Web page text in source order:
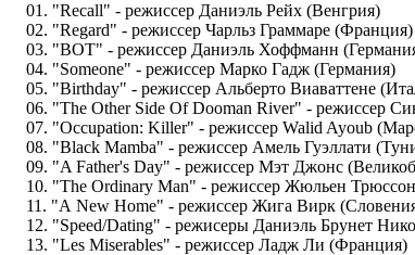
01. "Recall" - режиссер Даниэль Рейх (Венгрия)
02. "Regard" - режиссер Чарльз Граммаре (Франция)
03. "BOT" - режиссер Даниэль Хоффманн
04. "Someone" - режиссер Марко Гадж (Германия)
05. "Birthday" - режиссер Альберто Виаваттене
06. "The Other Side Of Dooman River" - режиссер
07. "Occupation: Killer" - режиссер Walid Ayoub
08. "Black Mamba" - режиссер Амель Гуэллати
09. "A Father's Day" - режиссер Мэт Джонс
10. "The Ordinary Man" - режиссер Жюльен
11. "А New Home" - режиссер Жига Вирк
12. "Speed/Dating" - режисеры Даниэль Брунет
13. "Les Miserables" - режиссер Ладж Ли (Франция)